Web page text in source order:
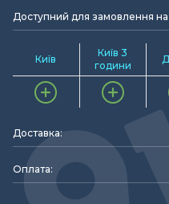
Доступний для замовлення на
Київ
Київ 3
години
Доставка:
Оплата: